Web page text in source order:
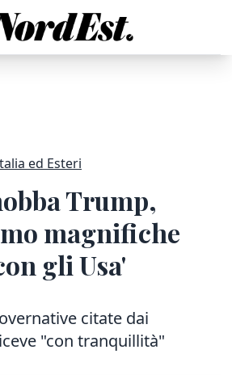
ed Esteri
Trump,
magnifiche
gli Usa'
citate dai
"con tranquillità"